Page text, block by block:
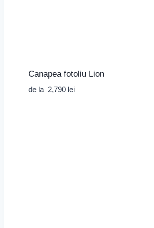
Canapea fotoliu Lion
de la 2,790 lei